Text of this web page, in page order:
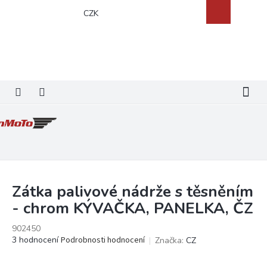
CZK
košík
Zátka palivové nádrže s těsněním
- chrom KÝVAČKA, PANELKA, ČZ
902450
Průměrné
3 hodnocení Podrobnosti hodnocení Značka: CZ